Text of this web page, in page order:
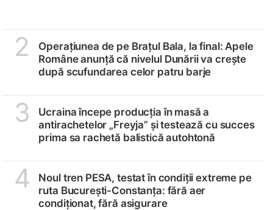
2
Operațiunea de pe Brațul Bala, la final: Apele
Române anunță că nivelul Dunării va crește
după scufundarea celor patru barje
3
Ucraina începe producția în masă a
antirachetelor „Freyja” și testează cu succes
prima sa rachetă balistică autohtonă
4
Noul tren PESA, testat în condiții extreme pe
ruta București-Constanța: fără aer
condiționat, fără asigurare